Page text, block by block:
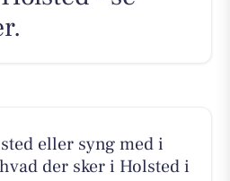
eller syng med i
der sker i Holsted i